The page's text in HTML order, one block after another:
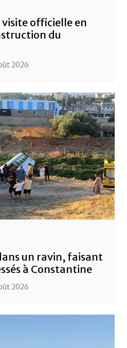
officielle en
du
2026
un ravin, faisant
à Constantine
2026